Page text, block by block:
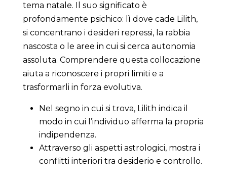
tema natale. Il suo significato è
profondamente psichico: lì dove cade Lilith,
si concentrano i desideri repressi, la rabbia
nascosta o le aree in cui si cerca autonomia
assoluta. Comprendere questa collocazione
aiuta a riconoscere i propri limiti e a
trasformarli in forza evolutiva.
Nel segno in cui si trova, Lilith indica il
modo in cui l’individuo afferma la propria
indipendenza.
Attraverso gli aspetti astrologici, mostra i
conflitti interiori tra desiderio e controllo.